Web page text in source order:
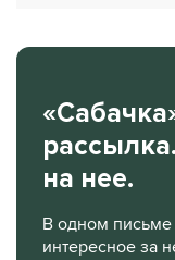
на нее.
В одном
интересное за